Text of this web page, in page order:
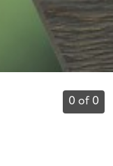
0 of 0